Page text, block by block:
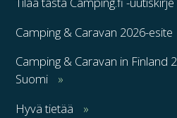
Camping & Caravan 2026-esite
Camping & Caravan in Finland
Suomi
Hyvä tietää